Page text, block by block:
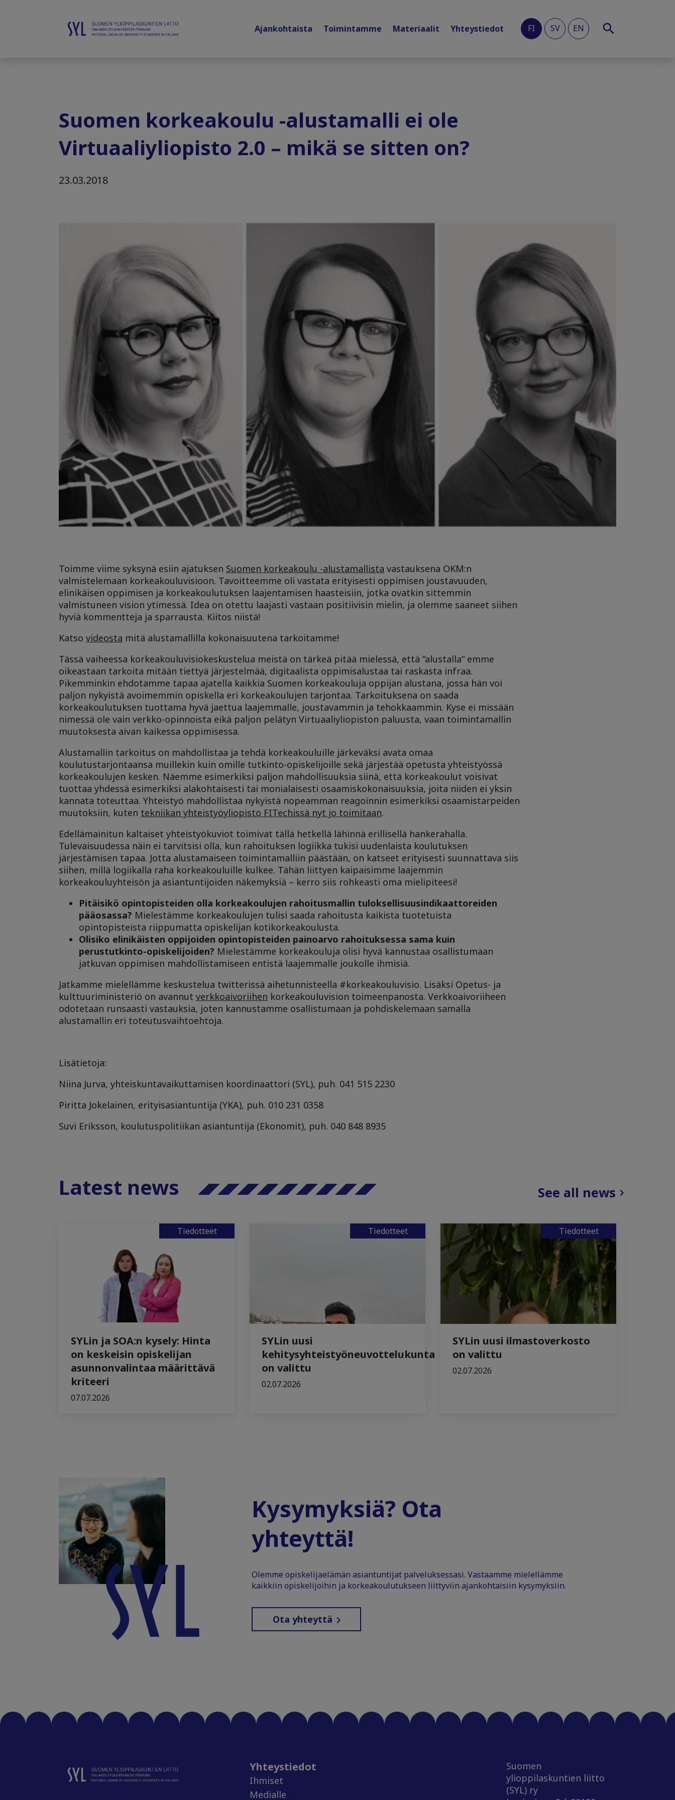
Ajankohtaista Toimintamme Materiaalit Yhteystiedot FI SV EN
Suomen korkeakoulu -alustamalli ei ole
Virtuaaliyliopisto 2.0 – mikä se sitten on?
23.03.2018
Toimme viime syksynä esiin ajatuksen Suomen korkeakoulu -alustamallista vastauksena OKM:n
valmistelemaan korkeakouluvisioon. Tavoitteemme oli vastata erityisesti oppimisen joustavuuden,
elinikäisen oppimisen ja korkeakoulutuksen laajentamisen haasteisiin, jotka ovatkin sittemmin
valmistuneen vision ytimessä. Idea on otettu laajasti vastaan positiivisin mielin, ja olemme saaneet siihen
hyviä kommentteja ja sparrausta. Kiitos niistä!
Katso videosta mitä alustamallilla kokonaisuutena tarkoitamme!
Tässä vaiheessa korkeakouluvisiokeskustelua meistä on tärkeä pitää mielessä, että “alustalla“ emme
oikeastaan tarkoita mitään tiettyä järjestelmää, digitaalista oppimisalustaa tai raskasta infraa.
Pikemminkin ehdotamme tapaa ajatella kaikkia Suomen korkeakouluja oppijan alustana, jossa hän voi
paljon nykyistä avoimemmin opiskella eri korkeakoulujen tarjontaa. Tarkoituksena on saada
korkeakoulutuksen tuottama hyvä jaettua laajemmalle, joustavammin ja tehokkaammin. Kyse ei missään
nimessä ole vain verkko-opinnoista eikä paljon pelätyn Virtuaaliyliopiston paluusta, vaan toimintamallin
muutoksesta aivan kaikessa oppimisessa.
Alustamallin tarkoitus on mahdollistaa ja tehdä korkeakouluille järkeväksi avata omaa
koulutustarjontaansa muillekin kuin omille tutkinto-opiskelijoille sekä järjestää opetusta yhteistyössä
korkeakoulujen kesken. Näemme esimerkiksi paljon mahdollisuuksia siinä, että korkeakoulut voisivat
tuottaa yhdessä esimerkiksi alakohtaisesti tai monialaisesti osaamiskokonaisuuksia, joita niiden ei yksin
kannata toteuttaa. Yhteistyö mahdollistaa nykyistä nopeamman reagoinnin esimerkiksi osaamistarpeiden
muutoksiin, kuten tekniikan yhteistyöyliopisto FITechissä nyt jo toimitaan.
Edellämainitun kaltaiset yhteistyökuviot toimivat tällä hetkellä lähinnä erillisellä hankerahalla.
Tulevaisuudessa näin ei tarvitsisi olla, kun rahoituksen logiikka tukisi uudenlaista koulutuksen
järjestämisen tapaa. Jotta alustamaiseen toimintamalliin päästään, on katseet erityisesti suunnattava siis
siihen, millä logiikalla raha korkeakouluille kulkee. Tähän liittyen kaipaisimme laajemmin
korkeakouluyhteisön ja asiantuntijoiden näkemyksiä – kerro siis rohkeasti oma mielipiteesi!
Pitäisikö opintopisteiden olla korkeakoulujen rahoitusmallin tuloksellisuusindikaattoreiden
pääosassa? Mielestämme korkeakoulujen tulisi saada rahoitusta kaikista tuotetuista
opintopisteista riippumatta opiskelijan kotikorkeakoulusta.
Olisiko elinikäisten oppijoiden opintopisteiden painoarvo rahoituksessa sama kuin
perustutkinto-opiskelijoiden? Mielestämme korkeakouluja olisi hyvä kannustaa osallistumaan
jatkuvan oppimisen mahdollistamiseen entistä laajemmalle joukolle ihmisiä.
Jatkamme mielellämme keskustelua twitterissä aihetunnisteella #korkeakouluvisio. Lisäksi Opetus- ja
kulttuuriministeriö on avannut verkkoaivoriihen korkeakouluvision toimeenpanosta. Verkkoaivoriiheen
odotetaan runsaasti vastauksia, joten kannustamme osallistumaan ja pohdiskelemaan samalla
alustamallin eri toteutusvaihtoehtoja.
Lisätietoja:
Niina Jurva, yhteiskuntavaikuttamisen koordinaattori (SYL), puh. 041 515 2230
Piritta Jokelainen, erityisasiantuntija (YKA), puh. 010 231 0358
Suvi Eriksson, koulutuspolitiikan asiantuntija (Ekonomit), puh. 040 848 8935
Latest news See all news
Tiedotteet
SYLin ja SOA:n kysely: Hinta
on keskeisin opiskelijan
asunnonvalintaa määrittävä
kriteeri
07.07.2026
Tiedotteet
SYLin uusi
kehitysyhteistyöneuvottelukunta
on valittu
02.07.2026
Tiedotteet
SYLin uusi ilmastoverkosto
on valittu
02.07.2026
Kysymyksiä? Ota
yhteyttä!
Olemme opiskelijaelämän asiantuntijat palveluksessasi. Vastaamme mielellämme
kaikkiin opiskelijoihin ja korkeakoulutukseen liittyviin ajankohtaisiin kysymyksiin.
Ota yhteyttä
Yhteystiedot
Ihmiset
Medialle
Suomen
ylioppilaskuntien liitto
(SYL) ry